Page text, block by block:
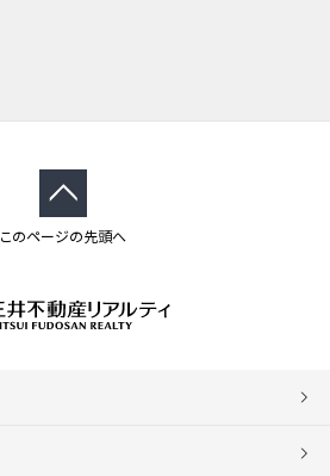
このページの先頭へ